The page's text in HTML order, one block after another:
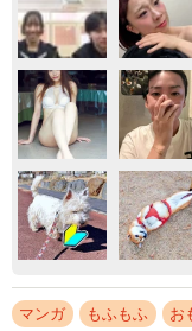
マンガ もふもふ お